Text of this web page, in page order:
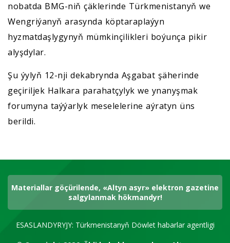
nobatda BMG-niň çäklerinde Türkmenistanyň we
Wengriýanyň arasynda köptaraplaýyn
hyzmatdaşlygynyň mümkinçilikleri boýunça pikir
alyşdylar.
Şu ýylyň 12-nji dekabrynda Aşgabat şäherinde
geçiriljek Halkara parahatçylyk we ynanyşmak
forumyna taýýarlyk meselelerine aýratyn üns
berildi.
Materiallar göçürilende, «Altyn asyr» elektron gazetine
salgylanmak hökmandyr!
ESASLANDYRYJY: Türkmenistanyň Döwlet habarlar agentligi